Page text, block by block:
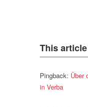
This
Pingback: Über
in Verba